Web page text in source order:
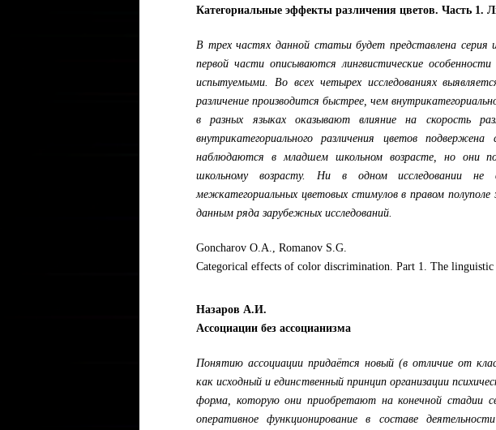
Категориальные эффекты различения цветов. Часть 1.
В трех частях данной статьи будет представлена серия
первой части описываются лингвистические
испытуемыми. Во всех четырех исследованиях
различение производится быстрее, чем
в разных языках оказывают влияние на скорость
внутрикатегориального различения цветов
наблюдаются в младшем школьном возрасте, но они
школьному возрасту. Ни в одном исследовании не
межкатегориальных цветовых стимулов в правом
данным ряда зарубежных исследований.
Goncharov O.A., Romanov S.G.
Categorical effects of color discrimination. Part 1. The linguistic
Назаров А.И.
Ассоциации без ассоцианизма
Понятию ассоциации придаётся новый (в отличие от
как исходный и единственный принцип организации
форма, которую они приобретают на конечной стадии
оперативное функционирование в составе